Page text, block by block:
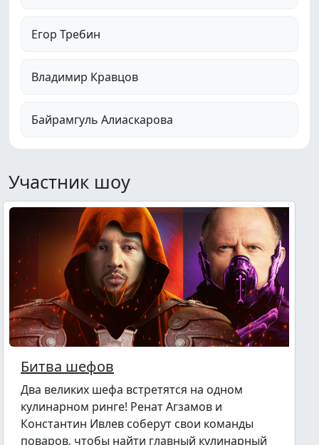
Егор Требин
Владимир Кравцов
Байрамгуль Алиаскарова
Участник шоу
Битва шефов
Два великих шефа встретятся на одном
кулинарном ринге! Ренат Агзамов и
Константин Ивлев соберут свои команды
поваров, чтобы найти главный кулинарный